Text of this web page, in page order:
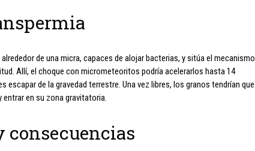
de una micra, capaces de alojar bacterias, y sitúa el mecanismo
Allí, el choque con micrometeoritos podría acelerarlos hasta 14
escapar de la gravedad terrestre. Una vez libres, los granos tendrían que
en su zona gravitatoria.